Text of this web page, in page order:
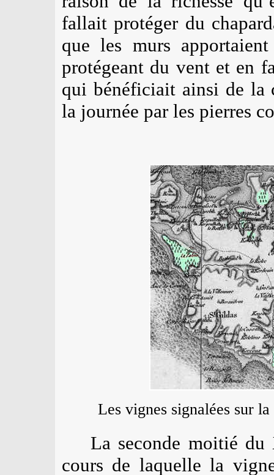
fallait protéger du
que les murs
protégeant du vent et en
qui bénéficiait ainsi de la
la journée par les pierres
Les vignes signalées sur
La seconde moitié
cours de laquelle la